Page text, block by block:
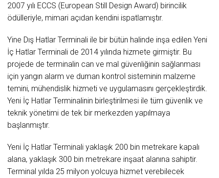
2007 yılı ECCS (European Still Design Award) birincilik
ödülleriyle, mimari açıdan kendini ispatlamıştır.
Yine Dış Hatlar Terminali ile bir bütün halinde inşa edilen Yeni
İç Hatlar Terminali de 2014 yılında hizmete girmiştir. Bu
projede de terminalin can ve mal güvenliğinin sağlanması
için yangın alarm ve duman kontrol sisteminin malzeme
temini, mühendislik hizmeti ve uygulamasını gerçekleştirdik.
Yeni İç Hatlar Terminalinin birleştirilmesi ile tüm güvenlik ve
teknik yönetimi de tek bir merkezden yapılmaya
başlanmıştır.
Yeni İç Hatlar Terminali yaklaşık 200 bin metrekare kapalı
alana, yaklaşık 300 bin metrekare inşaat alanına sahiptir.
Terminal yılda 25 milyon yolcuya hizmet verebilecek